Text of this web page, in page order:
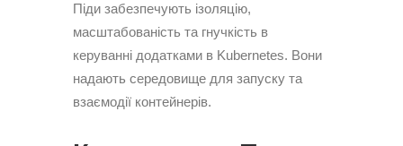
Піди забезпечують ізоляцію,
масштабованість та гнучкість в
керуванні додатками в Kubernetes. Вони
надають середовище для запуску та
взаємодії контейнерів.